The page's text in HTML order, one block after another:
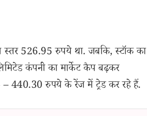
526.95 रुपये था. जबकि, स्टॉक का
कंपनी का मार्केट कैप बढ़कर
440.30 रुपये के रेंज में ट्रेड कर रहे हैं.